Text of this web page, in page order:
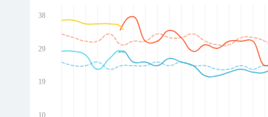
38
29
19
10